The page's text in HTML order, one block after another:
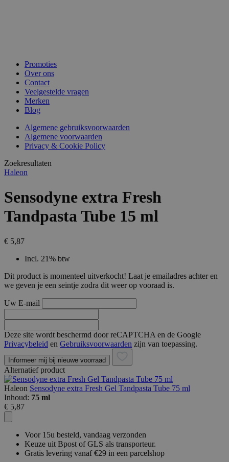
Promoties
Over ons
Contact
Veelgestelde vragen
Merken
Blog
Algemene gebruiksvoorwaarden
Algemene voorwaarden
Privacy & Cookie Policy
Zoekresultaten
Haleon
Sensodyne extra Fresh
Tandpasta Tube 15 ml
€ 5,87
Incl. 21% btw
Dit product is momenteel uitverkocht! Laat je emailadres achter en
we geven je een seintje zodra dit weer op vooraad is.
Uw E-mail
Deze site wordt beschermd door reCAPTCHA en de Google
Privacybeleid en Gebruiksvoorwaarden zijn van toepassing.
Informeer mij bij nieuwe voorraad
Alternatief product
Haleon Sensodyne extra Fresh Gel Tandpasta Tube 75 ml
Inhoud: 75 ml
€ 5,87
Voor 15u besteld, vandaag verzonden
Keuze uit Bpost of GLS als transporteur.
Gratis levering vanaf €29 in een parcelshop